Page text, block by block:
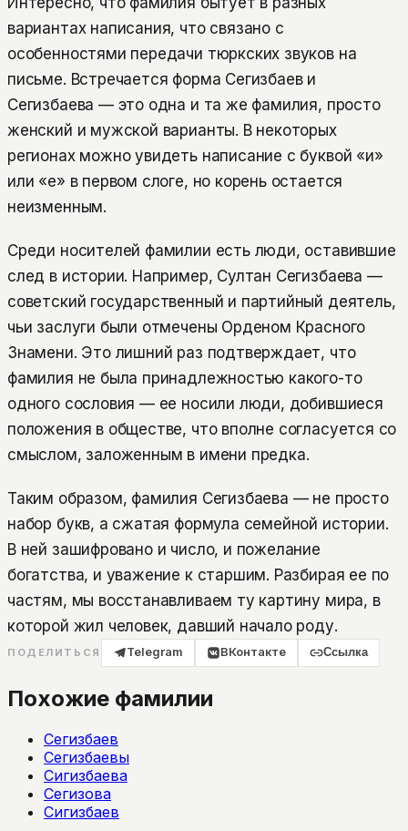
вариантах написания, что связано с
особенностями передачи тюркских звуков на
письме. Встречается форма Сегизбаев и
Сегизбаева — это одна и та же фамилия, просто
женский и мужской варианты. В некоторых
регионах можно увидеть написание с буквой «и»
или «е» в первом слоге, но корень остается
неизменным.
Среди носителей фамилии есть люди, оставившие
след в истории. Например, Султан Сегизбаева —
советский государственный и партийный деятель,
чьи заслуги были отмечены Орденом Красного
Знамени. Это лишний раз подтверждает, что
фамилия не была принадлежностью какого-то
одного сословия — ее носили люди, добившиеся
положения в обществе, что вполне согласуется со
смыслом, заложенным в имени предка.
Таким образом, фамилия Сегизбаева — не просто
набор букв, а сжатая формула семейной истории.
В ней зашифровано и число, и пожелание
богатства, и уважение к старшим. Разбирая ее по
частям, мы восстанавливаем ту картину мира, в
которой жил человек, давший начало роду.
ПОДЕЛИТЬСЯ Telegram ВКонтакте Ссылка
Похожие фамилии
Сегизбаев
Сегизбаевы
Сигизбаева
Сегизова
Сигизбаев